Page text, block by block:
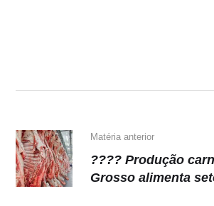
p
o
k
m n
Matéria anterior
???? Produção
Grosso alimenta